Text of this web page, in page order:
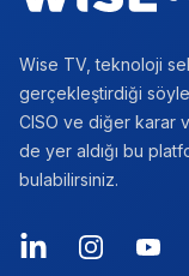
Wise TV, teknoloji
gerçekleştirdiği
CISO ve diğer karar
de yer aldığı bu
bulabilirsiniz.
LinkedInInstagram